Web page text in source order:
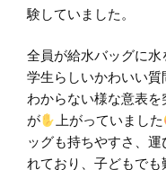
験していました。
全員が給水バッグに
学生らしいかわいい
わからない様な意表
が
上がっていました
ッグも持ちやすさ、
れており、子どもで